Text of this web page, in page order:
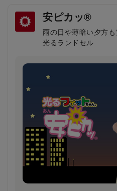
安ピカッ®
雨の日や薄暗い夕方
光るランドセル